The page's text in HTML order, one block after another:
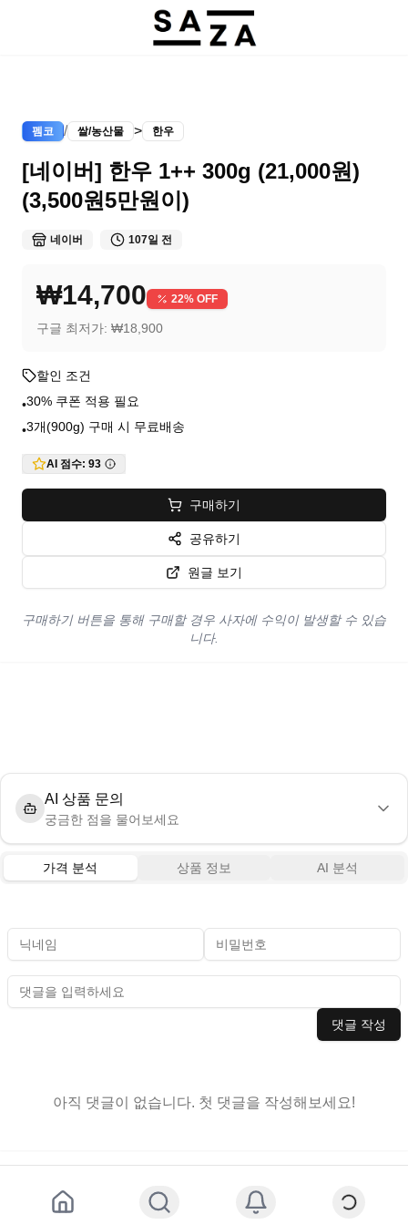
펨코 / 쌀/농산물 > 한우
[네이버] 한우 1++ 300g (21,000원)
(3,500원5만원이)
네이버 107일 전
₩14,700 22% OFF
구글 최저가: ₩18,900
할인 조건
•30% 쿠폰 적용 필요
•3개(900g) 구매 시 무료배송
AI 점수: 93
구매하기
공유하기
원글 보기
구매하기 버튼을 통해 구매할 경우 사자에 수익이 발생할 수 있습
니다.
AI 상품 문의
궁금한 점을 물어보세요
가격 분석 상품 정보 AI 분석
댓글 작성
아직 댓글이 없습니다. 첫 댓글을 작성해보세요!